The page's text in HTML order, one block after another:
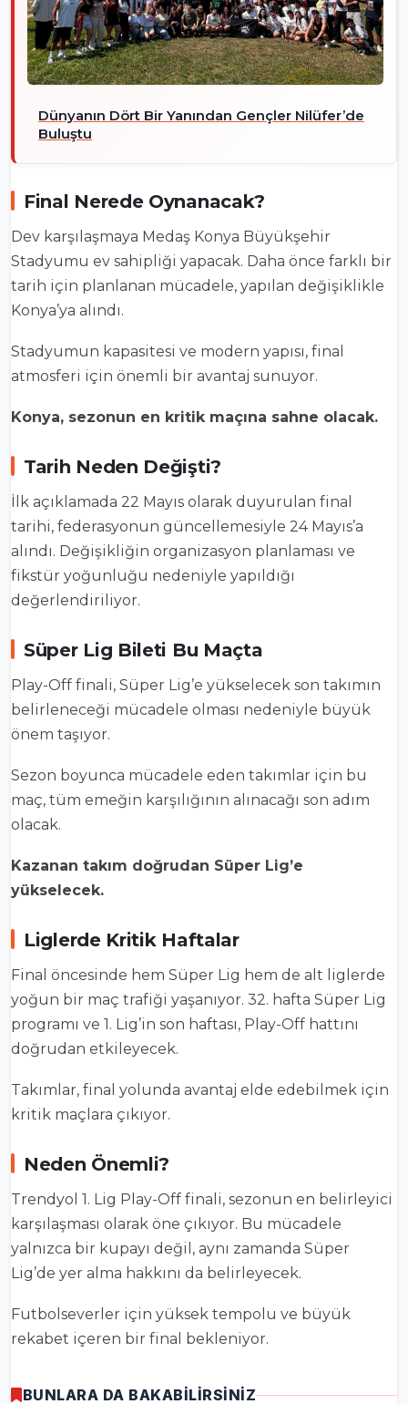
Dünyanın Dört Bir Yanından Gençler Nilüfer’de
Buluştu
Final Nerede Oynanacak?
Dev karşılaşmaya Medaş Konya Büyükşehir
Stadyumu ev sahipliği yapacak. Daha önce farklı bir
tarih için planlanan mücadele, yapılan değişiklikle
Konya’ya alındı.
Stadyumun kapasitesi ve modern yapısı, final
atmosferi için önemli bir avantaj sunuyor.
Konya, sezonun en kritik maçına sahne olacak.
Tarih Neden Değişti?
İlk açıklamada 22 Mayıs olarak duyurulan final
tarihi, federasyonun güncellemesiyle 24 Mayıs’a
alındı. Değişikliğin organizasyon planlaması ve
fikstür yoğunluğu nedeniyle yapıldığı
değerlendiriliyor.
Süper Lig Bileti Bu Maçta
Play-Off finali, Süper Lig’e yükselecek son takımın
belirleneceği mücadele olması nedeniyle büyük
önem taşıyor.
Sezon boyunca mücadele eden takımlar için bu
maç, tüm emeğin karşılığının alınacağı son adım
olacak.
Kazanan takım doğrudan Süper Lig’e
yükselecek.
Liglerde Kritik Haftalar
Final öncesinde hem Süper Lig hem de alt liglerde
yoğun bir maç trafiği yaşanıyor. 32. hafta Süper Lig
programı ve 1. Lig’in son haftası, Play-Off hattını
doğrudan etkileyecek.
Takımlar, final yolunda avantaj elde edebilmek için
kritik maçlara çıkıyor.
Neden Önemli?
Trendyol 1. Lig Play-Off finali, sezonun en belirleyici
karşılaşması olarak öne çıkıyor. Bu mücadele
yalnızca bir kupayı değil, aynı zamanda Süper
Lig’de yer alma hakkını da belirleyecek.
Futbolseverler için yüksek tempolu ve büyük
rekabet içeren bir final bekleniyor.
BUNLARA DA BAKABİLİRSİNİZ